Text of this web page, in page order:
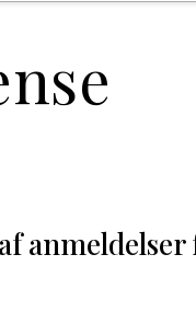
anmeldelser